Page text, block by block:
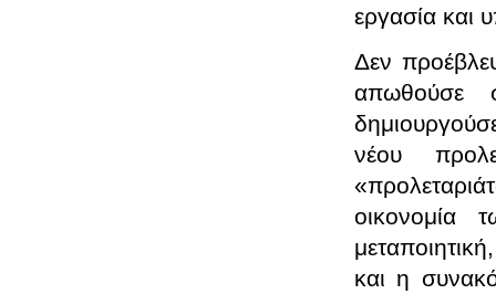
εργασία και
Δεν
απωθούσε
νέου
οικονομία
και η